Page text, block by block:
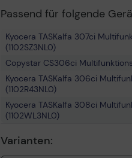
Passend für folgende
Kyocera TASKalfa 307ci
(1102SZ3NL0)
Copystar CS306ci
Kyocera TASKalfa 306ci
(1102R43NL0)
Kyocera TASKalfa 308ci
(1102WL3NL0)
Varianten: